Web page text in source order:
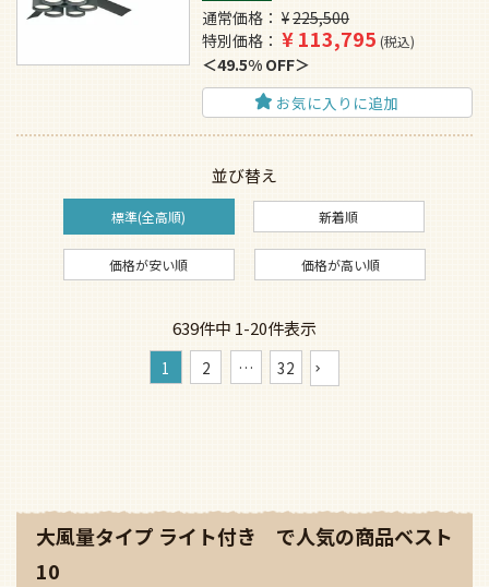
通常価格 ¥225,500
特別価格
¥113,795 税込
49.5% OFF
お気に入りに追加
並び替え
標準(全高順) 新着順
価格が安い順 価格が高い順
639件中 1-20件表示
1 2 … 32
大風量タイプ ライト付き で人気の商品ベスト
10